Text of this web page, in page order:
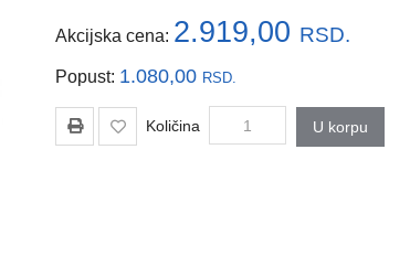
Akcijska cena: 2.919,00 RSD.
Popust: 1.080,00 RSD.
Količina U korpu